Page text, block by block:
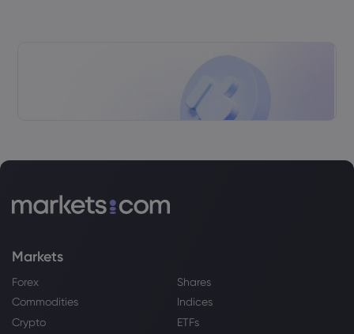
Markets
Forex
Shares
Commodities
Indices
Crypto
ETFs